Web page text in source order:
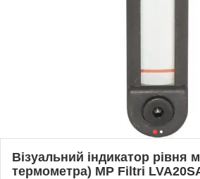
Візуальний індикатор рівня
термометра) MP Filtri